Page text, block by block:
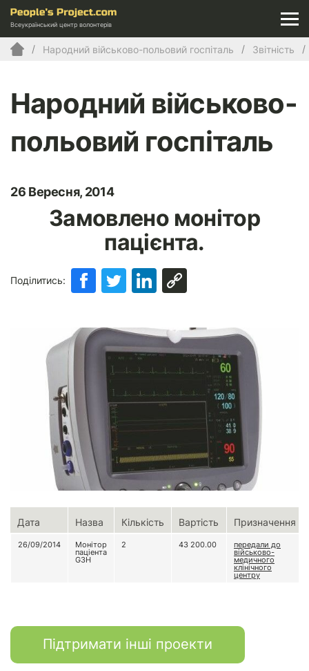
Всеукраїнський центр волонтерів
Народний військово-польовий госпіталь Звітність
Народний військово-
польовий госпіталь
26 Вересня, 2014
Замовлено монітор
пацієнта.
Поділитись:
Дата Назва Кількість Вартість Призначення
26/09/2014 Монітор
паціента
G3H
2 43 200.00 передали до
військово-
медичного
клінічного
центру
Підтримати інші проекти